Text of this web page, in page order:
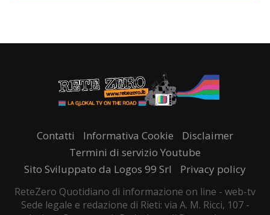
Contatti Informativa Cookie
Disclaimer
Termini di servizio Youtube
Sito Sviluppato da Logos 99 Srl
Privacy policy
ReteZero Quotidiano di informazione on line - web-tv
Sede legale e redazione di Rieti: via A. M. Ricci, 107 -